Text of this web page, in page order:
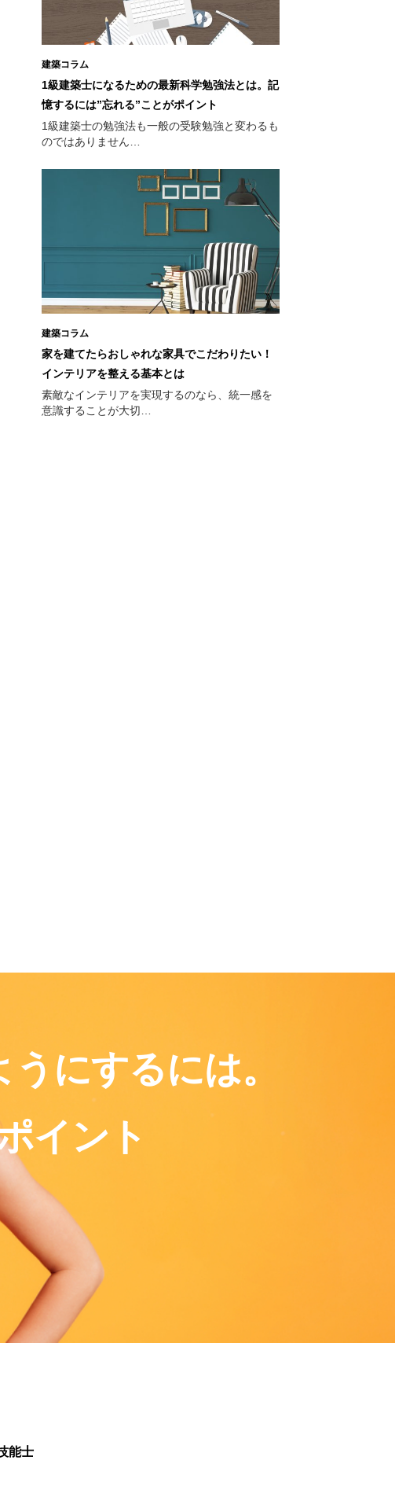
建築コラム
1級建築士になるための最新科学勉強法とは。記
憶するには”忘れる”ことがポイント
1級建築士の勉強法も一般の受験勉強と変わるも
のではありません…
建築コラム
家を建てたらおしゃれな家具でこだわりたい！
インテリアを整える基本とは
素敵なインテリアを実現するのなら、統一感を
意識することが大切…
にするには。
イント
能士